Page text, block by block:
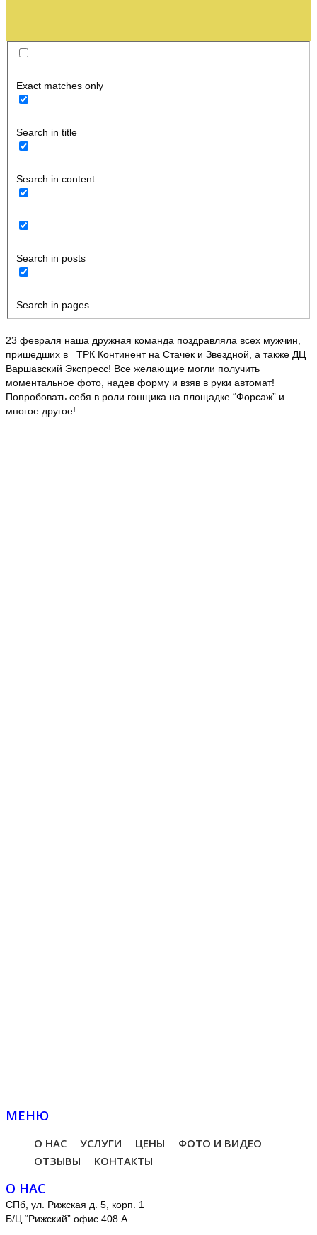
Exact matches only
Search in title
Search in content
Search in posts
Search in pages
23 февраля наша дружная команда поздравляла всех мужчин,
пришедших в ТРК Континент на Стачек и Звездной, а также ДЦ
Варшавский Экспресс! Все желающие могли получить
моментальное фото, надев форму и взяв в руки автомат!
Попробовать себя в роли гонщика на площадке “Форсаж” и
многое другое!
МЕНЮ
О НАС УСЛУГИ ЦЕНЫ
ФОТО И ВИДЕО
ОТЗЫВЫ
КОНТАКТЫ
О НАС
СПб, ул. Рижская д. 5, корп. 1
Б/Ц “Рижский” офис 408 А